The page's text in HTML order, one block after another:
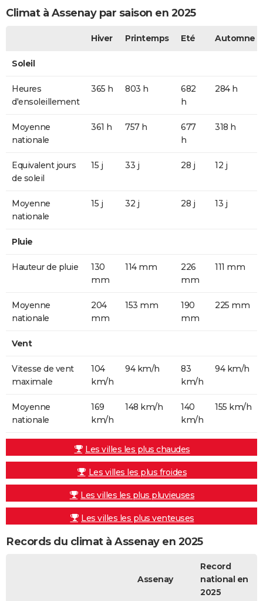
Climat à Assenay par saison en 2025
Hiver Printemps Eté Automne
Soleil
Heures
d'ensoleillement
365 h 803 h
682
h
284 h
Moyenne
nationale
361 h 757 h
677
h
318 h
Equivalent jours
de soleil
15 j 33 j 28 j 12 j
Moyenne
nationale
15 j 32 j 28 j 13 j
Pluie
Hauteur de pluie
130
mm
114 mm
226
mm
111 mm
Moyenne
nationale
204
mm
153 mm
190
mm
225 mm
Vent
Vitesse de vent
maximale
104
km/h
94 km/h
83
km/h
94 km/h
Moyenne
nationale
169
km/h
148 km/h
140
km/h
155 km/h
Les villes les plus chaudes
Les villes les plus froides
Les villes les plus pluvieuses
Les villes les plus venteuses
Records du climat à Assenay en 2025
Assenay
Record
national en
2025